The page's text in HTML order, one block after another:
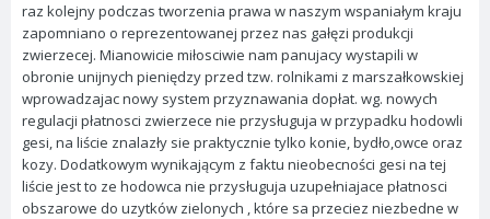
raz kolejny podczas tworzenia prawa w naszym wspaniałym kraju
zapomniano o reprezentowanej przez nas gałęzi produkcji
zwierzecej. Mianowicie miłosciwie nam panujacy wystapili w
obronie unijnych pieniędzy przed tzw. rolnikami z marszałkowskiej
wprowadzajac nowy system przyznawania dopłat. wg. nowych
regulacji płatnosci zwierzece nie przysługuja w przypadku hodowli
gesi, na liście znalazły sie praktycznie tylko konie, bydło,owce oraz
kozy. Dodatkowym wynikającym z faktu nieobecności gesi na tej
liście jest to ze hodowca nie przysługuja uzupełniajace płatnosci
obszarowe do uzytków zielonych , które sa przeciez niezbedne w